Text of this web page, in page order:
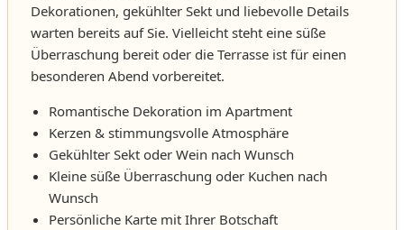
Dekorationen, gekühlter Sekt und liebevolle Details
warten bereits auf Sie. Vielleicht steht eine süße
Überraschung bereit oder die Terrasse ist für einen
besonderen Abend vorbereitet.
Romantische Dekoration im Apartment
Kerzen & stimmungsvolle Atmosphäre
Gekühlter Sekt oder Wein nach Wunsch
Kleine süße Überraschung oder Kuchen nach
Wunsch
Persönliche Karte mit Ihrer Botschaft